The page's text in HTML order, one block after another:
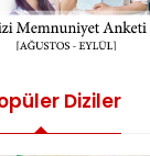
Diziler